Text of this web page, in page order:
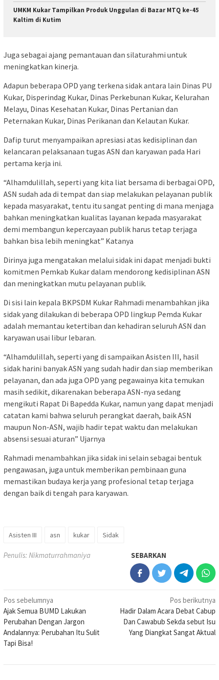
UMKM Kukar Tampilkan Produk Unggulan di Bazar MTQ ke-45
Kaltim di Kutim
Juga sebagai ajang pemantauan dan silaturahmi untuk
meningkatkan kinerja.
Adapun beberapa OPD yang terkena sidak antara lain Dinas PU
Kukar, Disperindag Kukar, Dinas Perkebunan Kukar, Kelurahan
Melayu, Dinas Kesehatan Kukar, Dinas Pertanian dan
Peternakan Kukar, Dinas Perikanan dan Kelautan Kukar.
Dafip turut menyampaikan apresiasi atas kedisiplinan dan
kelancaran pelaksanaan tugas ASN dan karyawan pada Hari
pertama kerja ini.
“Alhamdulillah, seperti yang kita liat bersama di berbagai OPD,
ASN sudah ada di tempat dan siap melakukan pelayanan publik
kepada masyarakat, tentu itu sangat penting di mana menjaga
bahkan meningkatkan kualitas layanan kepada masyarakat
demi membangun kepercayaan publik harus tetap terjaga
bahkan bisa lebih meningkat” Katanya
Dirinya juga mengatakan melalui sidak ini dapat menjadi bukti
komitmen Pemkab Kukar dalam mendorong kedisiplinan ASN
dan meningkatkan mutu pelayanan publik.
Di sisi lain kepala BKPSDM Kukar Rahmadi menambahkan jika
sidak yang dilakukan di beberapa OPD lingkup Pemda Kukar
adalah memantau ketertiban dan kehadiran seluruh ASN dan
karyawan usai libur lebaran.
“Alhamdulillah, seperti yang di sampaikan Asisten III, hasil
sidak harini banyak ASN yang sudah hadir dan siap memberikan
pelayanan, dan ada juga OPD yang pegawainya kita temukan
masih sedikit, dikarenakan beberapa ASN-nya sedang
mengikuti Rapat Di Bapedda Kukar, namun yang dapat menjadi
catatan kami bahwa seluruh perangkat daerah, baik ASN
maupun Non-ASN, wajib hadir tepat waktu dan melakukan
absensi sesuai aturan” Ujarnya
Rahmadi menambahkan jika sidak ini selain sebagai bentuk
pengawasan, juga untuk memberikan pembinaan guna
memastikan budaya kerja yang profesional tetap terjaga
dengan baik di tengah para karyawan.
Asisten III asn kukar Sidak
Penulis: Nikmaturrahmaniya SEBARKAN
Navigasi
pos
Pos sebelumnya
Ajak Semua BUMD Lakukan
Perubahan Dengan Jargon
Andalannya: Perubahan Itu Sulit
Tapi Bisa!
Pos berikutnya
Hadir Dalam Acara Debat Cabup
Dan Cawabub Sekda sebut Isu
Yang Diangkat Sangat Aktual